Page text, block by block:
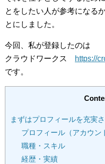
とをしたい人が参考になる
とにしました。
今回、私が登録したのは
クラウドワークス
https://
です。
まずはプロフィールを充実
プロフィール（アカウン
職種・スキル
経歴・実績